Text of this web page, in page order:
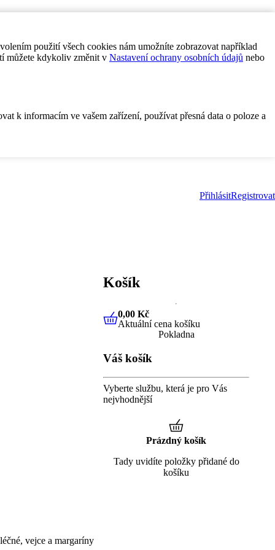
použití všech cookies nám umožníte zobrazovat například
můžete kdykoliv změnit v Nastavení ochrany osobních údajů nebo
k informacím ve vašem zařízení, používat přesná data o poloze a
PřihlásitRegistrovat
vejce a margaríny
Košík
0,00 KčAktuální cena košíku
0,00 Kč
Aktuální cena košíku
Pokladna
Váš košík
Vyberte službu, která je pro Vás
nejvhodnější
Prázdný košík
Tady uvidíte položky přidané do
košíku